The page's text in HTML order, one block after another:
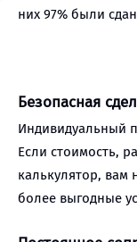
них 97% были
Безопасная
Индивидуальный
Если стоимость,
калькулятор,
более выгодные